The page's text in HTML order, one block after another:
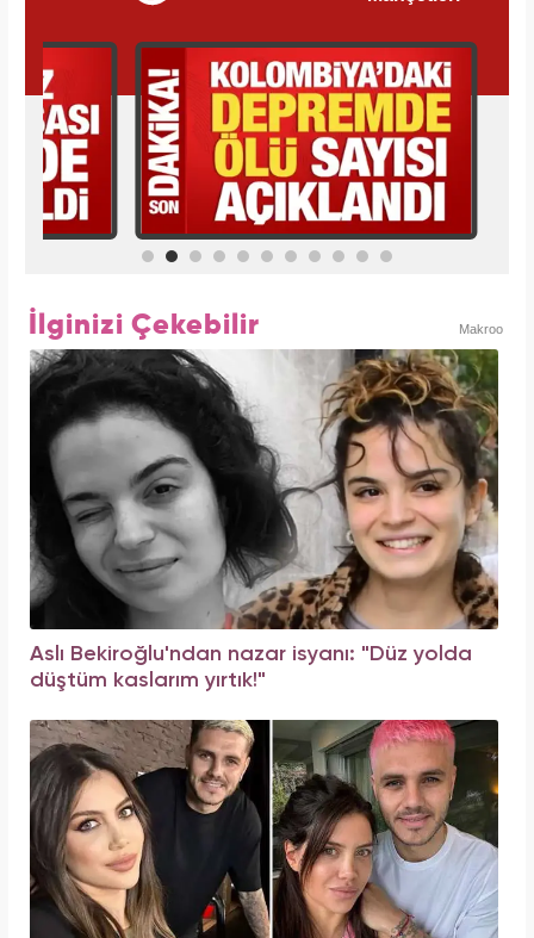
İlginizi Çekebilir Makroo
Aslı Bekiroğlu'ndan nazar isyanı: "Düz yolda
düştüm kaslarım yırtık!"